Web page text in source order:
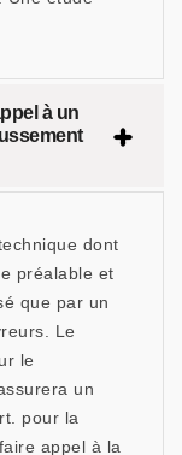
à un
dont
préalable et
que par un
Le
le
un
pour la
appel à la